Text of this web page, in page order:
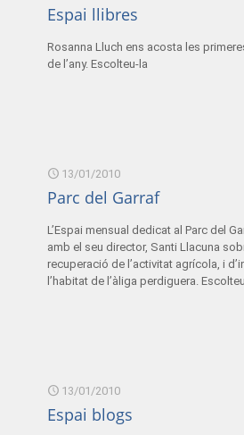
Espai llibres
Rosanna Lluch ens acosta les
de l’any. Escolteu-la
13/01/2010
Parc del Garraf
L’Espai mensual dedicat al Parc del
amb el seu director, Santi Llacuna
recuperació de l’activitat agrícola, i
l’habitat de l’àliga perdiguera.
13/01/2010
Espai blogs